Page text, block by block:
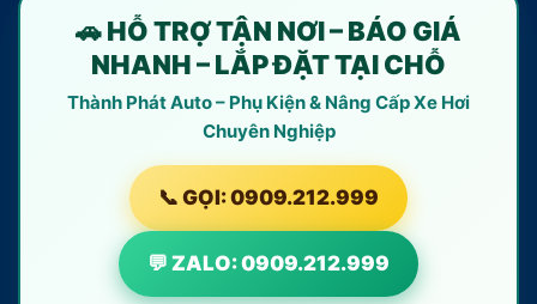
🚗 HỖ TRỢ TẬN NƠI – BÁO GIÁ
NHANH – LẮP ĐẶT TẠI CHỖ
Thành Phát Auto – Phụ Kiện & Nâng Cấp Xe Hơi
Chuyên Nghiệp
📞 GỌI: 0909.212.999
💬 ZALO: 0909.212.999